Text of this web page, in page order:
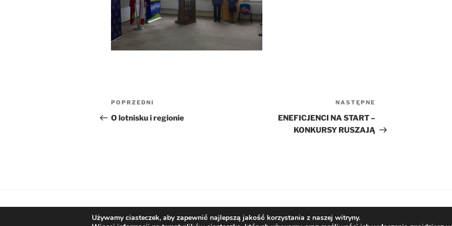
Nawigacja
wpisu
Poprzedni
wpis
POPRZEDNI
O lotnisku i regionie
wpis
NASTĘPNE
ENEFICJENCI NA START –
KONKURSY RUSZAJĄ
Dumnie wspierane przez WordPress
Używamy ciasteczek, aby zapewnić najlepszą jakość korzystania z naszej witryny.